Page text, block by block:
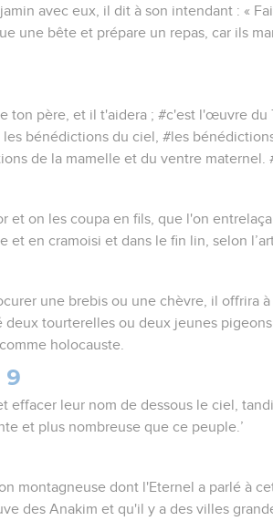
avec eux, il dit à son intendant : «
une bête et prépare un repas, car ils
ton père, et il t'aidera ; #c'est l'œuvre du
les bénédictions du ciel, #les
de la mamelle et du ventre maternel.
et on les coupa en fils, que l'on
et en cramoisi et dans le fin lin, selon
une brebis ou une chèvre, il offrira
deux tourterelles ou deux jeunes
holocauste.
9
effacer leur nom de dessous le ciel,
et plus nombreuse que ce peuple.’
montagneuse dont l'Eternel a parlé à
des Anakim et qu'il y a des villes